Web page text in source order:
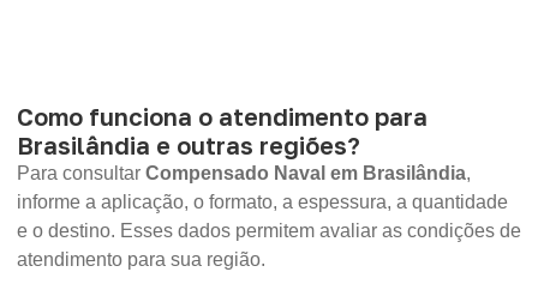
Como funciona o atendimento para
Brasilândia e outras regiões?
Para consultar Compensado Naval em Brasilândia,
informe a aplicação, o formato, a espessura, a quantidade
e o destino. Esses dados permitem avaliar as condições de
atendimento para sua região.